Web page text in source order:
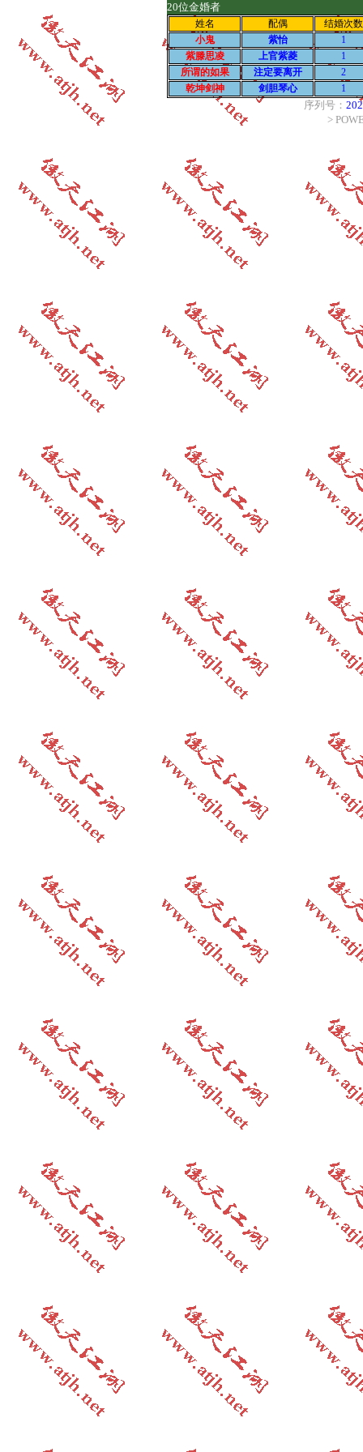
20位金婚者
姓名 配偶
结婚次数
小鬼
紫怡
1
紫滕思凌
上官紫菱
1
所谓的如果
注定要离开
2
乾坤剑神
剑胆琴心 1
序列号：
>